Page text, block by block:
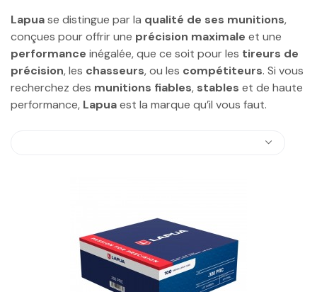
Lapuase distingue par la qualité de ses munitions,
conçues pour offrir une précision maximale et une
performance inégalée, que ce soit pour les tireurs de
précision, les chasseurs, ou les compétiteurs. Si vous
recherchez des munitions fiables, stables et de haute
performance, Lapuaest la marque qu’il vous faut.